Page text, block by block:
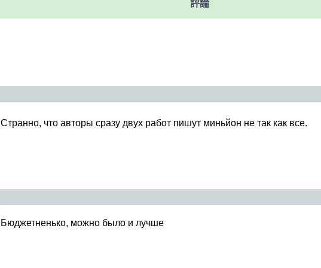
評論
Странно, что авторы сразу двух работ пишут миньйон не так как все.
Бюджетненько, можно было и лучше